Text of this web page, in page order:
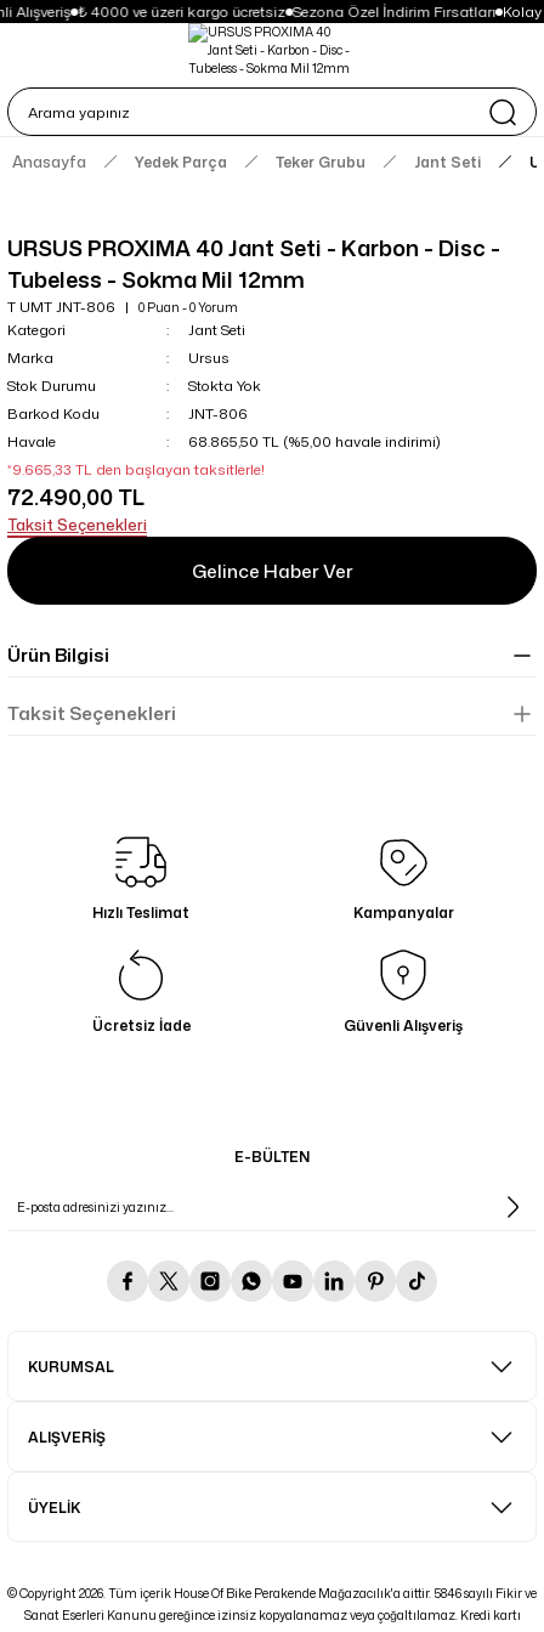
Alışveriş ₺ 4000 ve üzeri kargo ücretsiz Sezona Özel İndirim Fırsatları Kolay
Anasayfa Yedek Parça Teker Grubu Jant Seti
URSUS PROXIMA 40 Jant Seti - Karbon - Disc -
Tubeless - Sokma Mil 12mm
T UMT JNT-806 0 Puan - 0 Yorum
Kategori
Jant Seti
Marka
Ursus
Stok Durumu
Stokta Yok
Barkod Kodu
JNT-806
Havale
68.865,50 TL (%5,00 havale indirimi)
*9.665,33 TL den başlayan taksitlerle!
72.490,00 TL
Taksit Seçenekleri
Gelince Haber Ver
Ürün Bilgisi
Taksit Seçenekleri
Hızlı Teslimat Kampanyalar
Ücretsiz İade Güvenli Alışveriş
E-BÜLTEN
KURUMSAL
ALIŞVERİŞ
ÜYELİK
© Copyright 2026. Tüm içerik House Of Bike Perakende Mağazacılık'a aittir. 5846 sayılı Fikir ve
Sanat Eserleri Kanunu gereğince izinsiz kopyalanamaz veya çoğaltılamaz. Kredi kartı